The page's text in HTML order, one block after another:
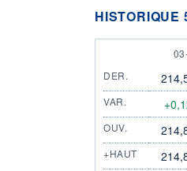
HISTORIQUE
3
DER.
VAR.
OUV.
+HAUT